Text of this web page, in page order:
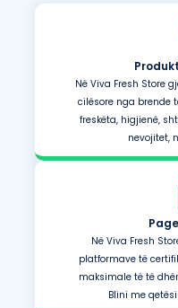
Në Viva Fresh Store
cilësore nga brende
freskëta, higjienë,
nevojitet,
Në Viva Fresh
platformave të
maksimale të të
Blini me